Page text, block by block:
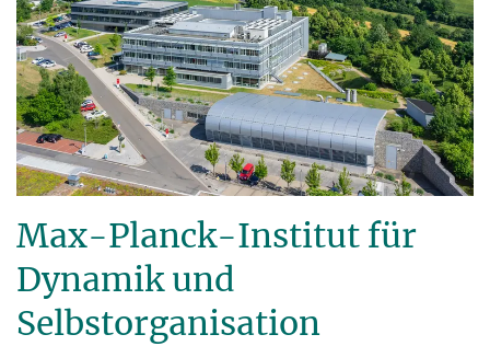
Max-Planck-Institut für
Dynamik und
Selbstorganisation